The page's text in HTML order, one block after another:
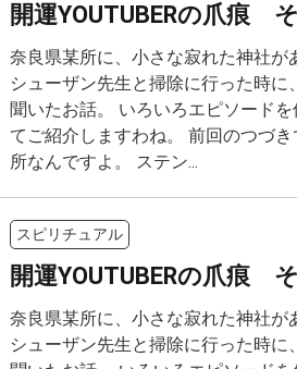
開運YOUTUBERの爪痕
奈良県某所に、小さな寂れた神社が
シューザン先生と掃除に行った時に
聞いたお話。 いろいろエピソード
てご紹介しますわね。 前回のつづ
所なんですよ。 ステン...
スピリチュアル
開運YOUTUBERの爪痕
奈良県某所に、小さな寂れた神社が
シューザン先生と掃除に行った時に